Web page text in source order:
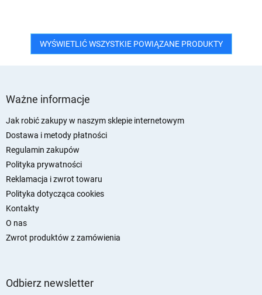
WYŚWIETLIĆ WSZYSTKIE POWIĄZANE PRODUKTY
Ważne informacje
Jak robić zakupy w naszym sklepie internetowym
Dostawa i metody płatności
Regulamin zakupów
Polityka prywatności
Reklamacja i zwrot towaru
Polityka dotycząca cookies
Kontakty
O nas
Zwrot produktów z zamówienia
Odbierz newsletter